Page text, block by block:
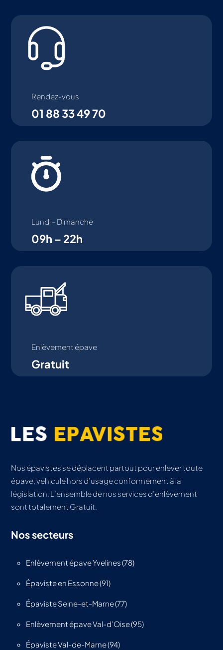
Rendez-vous
01 88 33 49 70
Lundi – Dimanche
09h – 22h
Enlèvement épave
Gratuit
Nos épavistes se déplacent partout pour enlever toute
épave, véhicule hors d’usage conformément à la
législation. L’ensemble de nos services d’enlèvement
sont totalement Gratuit.
Nos secteurs
Enlèvement épave Yvelines (78)
Épaviste en Essonne (91)
Épaviste Seine-et-Marne (77)
Enlèvement épave Val-d’Oise (95)
Épaviste Val-de-Marne (94)